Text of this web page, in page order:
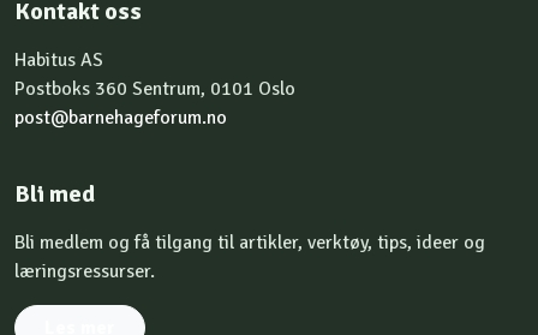
Kontakt oss
Habitus AS
Postboks 360 Sentrum, 0101 Oslo
post@barnehageforum.no
Bli med
Bli medlem og få tilgang til artikler, verktøy, tips, ideer og
læringsressurser.